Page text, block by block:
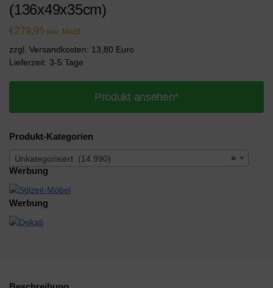
(136x49x35cm)
€279,95 inkl. MwSt.
zzgl. Versandkosten: 13,80 Euro
Lieferzeit: 3-5 Tage
Produkt ansehen*
Produkt-Kategorien
×
Unkategorisiert (14.990)
Werbung
Werbung